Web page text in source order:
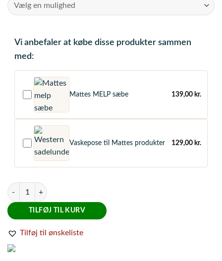
Vi anbefaler at købe disse produkter sammen
med:
Mattes MELP sæbe 139,00 kr.
Vaskepose til Mattes produkter 129,00 kr.
Mattes Pads med lam under og foran, Sort Spring str. L antal
TILFØJ TIL KURV
Tilføj til ønskeliste